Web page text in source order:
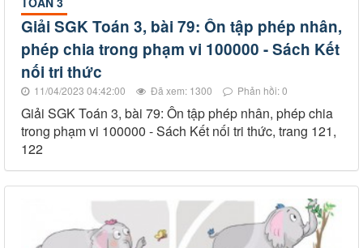
Giải SGK Toán 3, bài 79: Ôn tập phép nhân,
phép chia trong phạm vi 100000 - Sách Kết
nối tri thức
11/04/2023 04:42:00 Đã xem: 1300 Phản hồi: 0
Giải SGK Toán 3, bài 79: Ôn tập phép nhân, phép chia
trong phạm vi 100000 - Sách Kết nối tri thức, trang 121,
122